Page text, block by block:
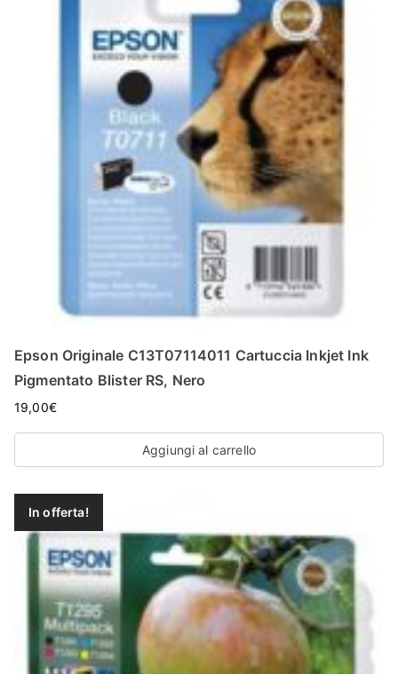
Epson Originale C13T07114011 Cartuccia Inkjet Ink
Pigmentato Blister RS, Nero
19,00€
Aggiungi al carrello
In offerta!